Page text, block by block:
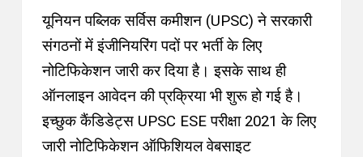
यूनियन पब्लिक सर्विस कमीशन (UPSC) ने सरकारी
संगठनों में इंजीनियरिंग पदों पर भर्ती के लिए
नोटिफिकेशन जारी कर दिया है। इसके साथ ही
ऑनलाइन आवेदन की प्रक्रिया भी शुरू हो गई है।
इच्छुक कैंडिडेट्स UPSC ESE परीक्षा 2021 के लिए
जारी नोटिफिकेशन ऑफिशियल वेबसाइट